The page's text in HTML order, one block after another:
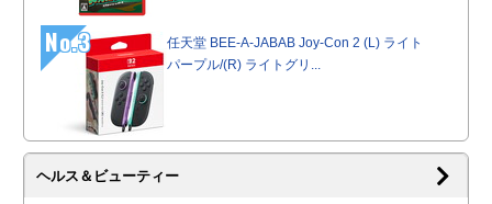
No.3
任天堂 BEE-A-JABAB Joy-Con 2 (L) ライト
パープル/(R) ライトグリ...
ヘルス＆ビューティー